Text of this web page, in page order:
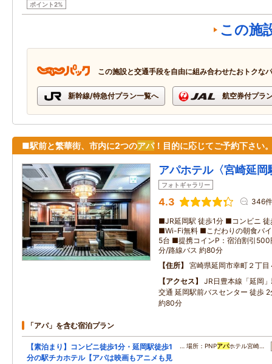
ポイント2%
この施
この施設と交通手段を自由に組み合わせたおトクな
新幹線/特急付プラン一覧へ 航空券付プラ
■駅前と繁華街、市内に2つのアパ！目的に応じてご予約下さい
アパホテル〈宮崎延岡
フォトギャラリー
4.3 346件
■JR延岡駅 徒歩1分 ■コンビニ
■Wi-Fi無料 ■こだわりの朝食バ
5台 ■提携コインP：宿泊割引
分/路線バス 約80分
住所
宮崎県延岡市幸町２丁目
アクセス
JR日豊本線「延岡
交通 延岡駅前バスセンター 徒歩
約80分
「アパ」を含む宿泊プラン
【素泊まり】コンビニ徒歩1分・延岡駅徒歩1
分の駅チカホテル【アパは映画もアニメも見
… 場所：PNPアパホテル宮崎…